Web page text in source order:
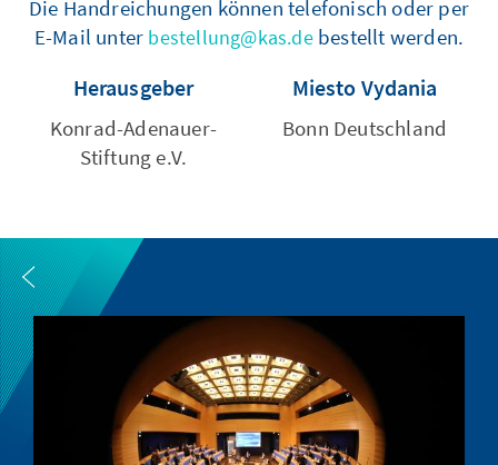
Die Handreichungen können telefonisch oder per
E-Mail unter bestellung@kas.debestellt werden.
Herausgeber
Konrad-Adenauer-
Stiftung e.V.
Miesto Vydania
Bonn Deutschland